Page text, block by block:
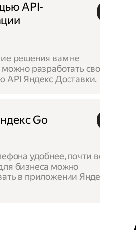
API-
решения вам не
можно разработать своё —
API Яндекс Доставки.
Go
удобнее, почти все
бизнеса можно
в приложении Яндекс